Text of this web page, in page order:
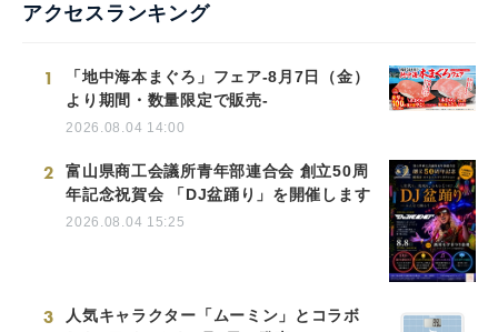
アクセスランキング
1
「地中海本まぐろ」フェア-8月7日（金）
より期間・数量限定で販売-
2026.08.04 14:00
2
富山県商工会議所青年部連合会 創立50周
年記念祝賀会 「DJ盆踊り」を開催します
2026.08.04 15:25
3
人気キャラクター「ムーミン」とコラボ